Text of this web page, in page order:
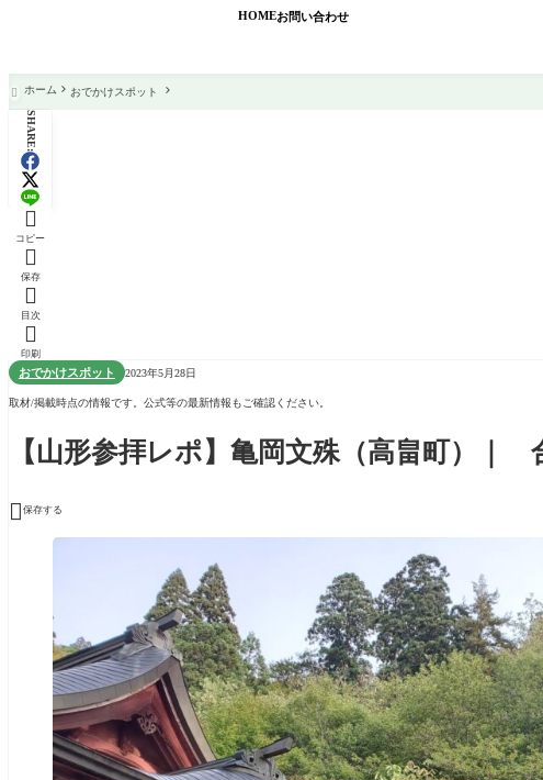
HOMEお問い合わせ
 ホーム おでかけスポット
SHARE:

コピー

保存

目次

印刷
おでかけスポット 2023年5月28日
取材/掲載時点の情報です。公式等の最新情報もご確認ください。
【山形参拝レポ】亀岡文殊（高畠町）｜
 保存する